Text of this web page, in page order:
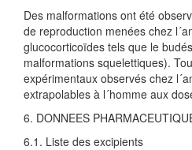
Des malformations ont été
de reproduction menées chez
glucocorticoïdes tels que le
malformations squelettiques).
expérimentaux observés chez
extrapolables à l´homme aux
6. DONNEES
6.1. Liste des excipients